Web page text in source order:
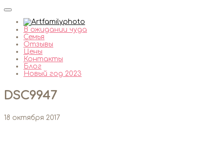
В ожидании чуда
Семья
Отзывы
Цены
Контакты
Блог
Новый год 2023
DSC9947
18 октября 2017